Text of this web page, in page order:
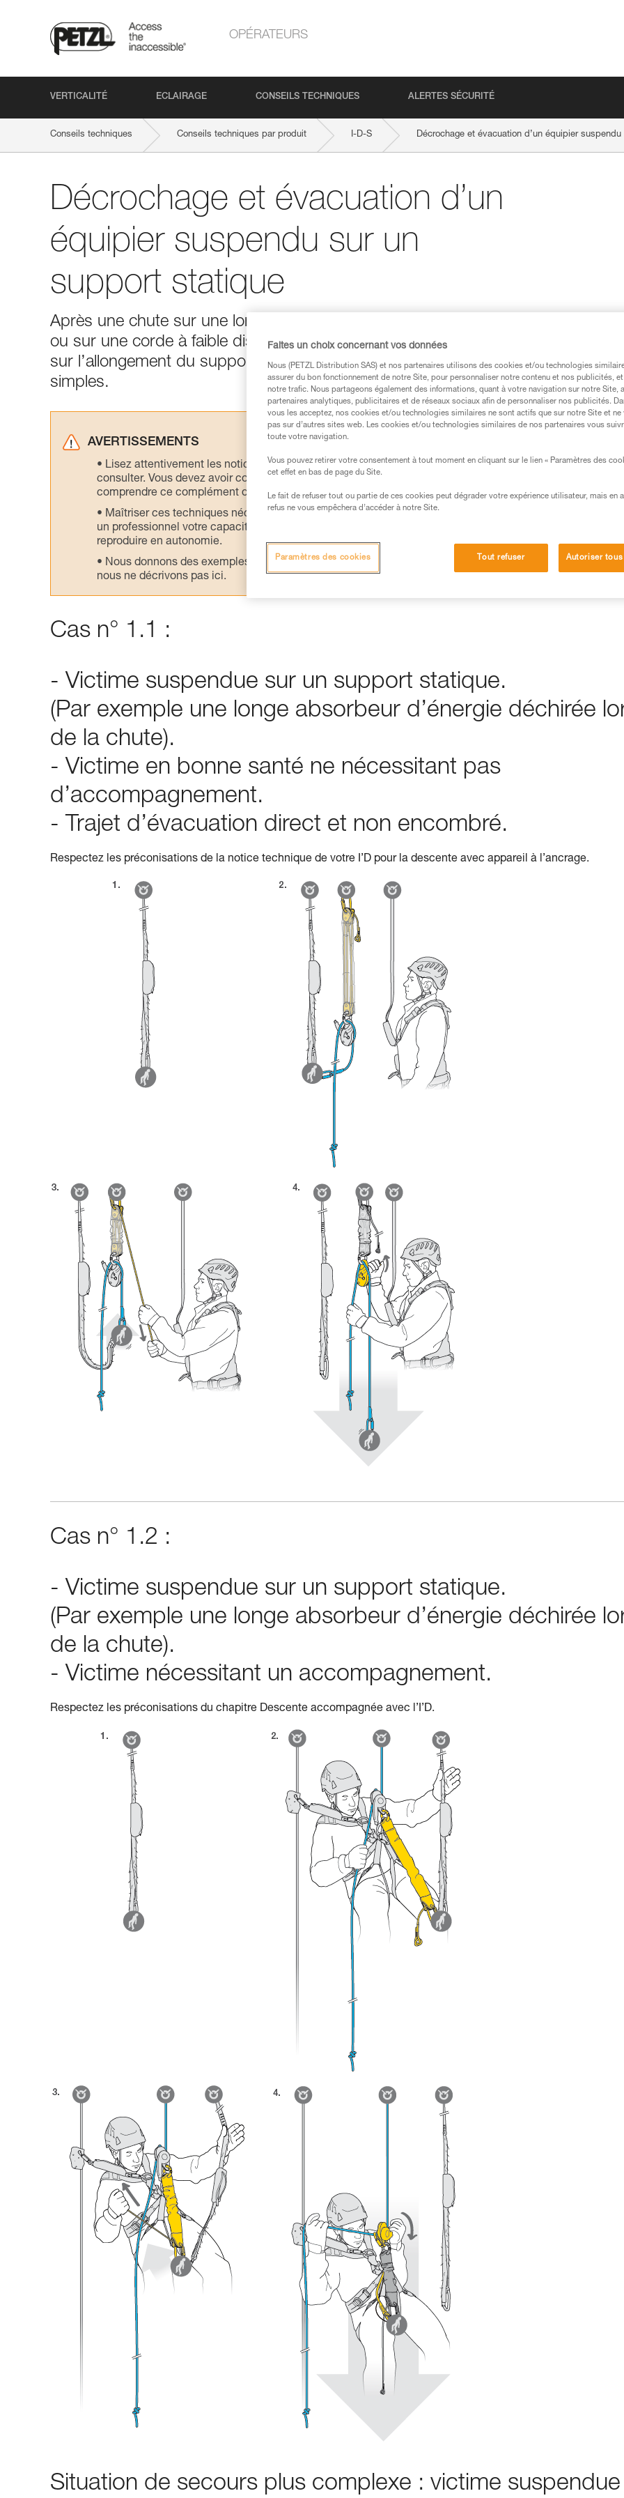
OPÉRATEURS
VERTICALITÉ ECLAIRAGE CONSEILS TECHNIQUES ALERTES SÉCURITÉ
Conseils techniques Conseils techniques par produit I-D-S Décrochage et évacuation d’un équipier
Décrochage et évacuation d’un
équipier suspendu sur un
support statique
Après une chute sur une longe à absorbeur d’énergie, sur une longe de
ou sur une corde à faible distance de l’ancrage, le poids de la victime influe peu
sur l’allongement du support. Les manœuvres de secours sont relativement
simples.
AVERTISSEMENTS
Lisez attentivement les notices techniques des produits utilisés dans ce conseil avant de le
consulter. Vous devez avoir compris les informations de la notice technique pour pouvoir
comprendre ce complément d’informations.
Maîtriser ces techniques nécessite une formation et un entraînement spécifique. Validez avec
un professionnel votre capacité à refaire la manipulation, seul, en toute sécurité, avant de la
reproduire en autonomie.
Nous donnons des exemples de techniques liées à votre activité. Il peut en exister d’autres que
nous ne décrivons pas ici.
Cas n° 1.1 :
- Victime suspendue sur un support statique.
(Par exemple une longe absorbeur d’énergie déchirée
de la chute).
- Victime en bonne santé ne nécessitant pas
d’accompagnement.
- Trajet d’évacuation direct et non encombré.
Respectez les préconisations de la notice technique de votre I’D pour la descente avec appareil à l’ancrage.
Cas n° 1.2 :
- Victime suspendue sur un support statique.
(Par exemple une longe absorbeur d’énergie déchirée
de la chute).
- Victime nécessitant un accompagnement.
Respectez les préconisations du chapitre Descente accompagnée avec l’I’D.
Situation de secours plus complexe : victime suspendue
Faites un choix concernant vos données
Nous (PETZL Distribution SAS) et nos partenaires utilisons des cookies et/ou technologies
assurer du bon fonctionnement de notre Site, pour personnaliser notre contenu et nos publicités,
notre trafic. Nous partageons également des informations, quant à votre navigation sur notre Site,
partenaires analytiques, publicitaires et de réseaux sociaux afin de personnaliser nos publicités.
vous les acceptez, nos cookies et/ou technologies similaires ne sont actifs que sur notre Site et ne
pas sur d’autres sites web. Les cookies et/ou technologies similaires de nos partenaires vous
toute votre navigation.
Vous pouvez retirer votre consentement à tout moment en cliquant sur le lien « Paramètres des
cet effet en bas de page du Site.
Le fait de refuser tout ou partie de ces cookies peut dégrader votre expérience utilisateur, mais en
refus ne vous empêchera d’accéder à notre Site.
Tout refuser Autoriser
Paramètres des cookies